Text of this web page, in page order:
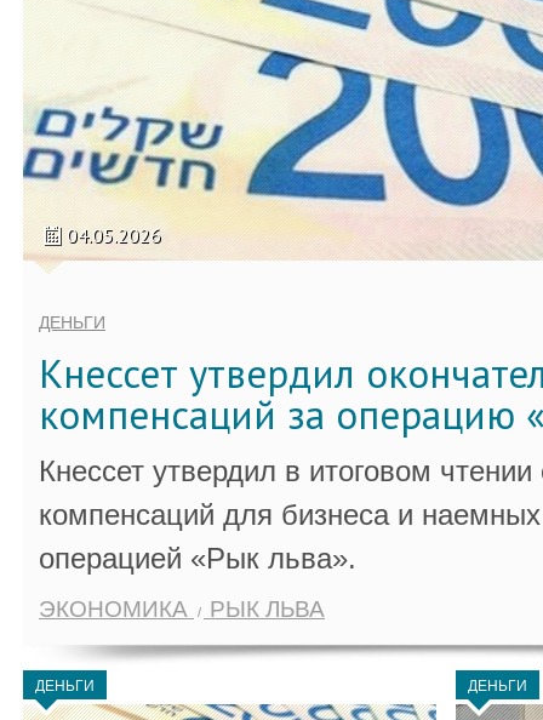
04.05.2026
ДЕНЬГИ
Кнессет утвердил
компенсаций за операцию
Кнессет утвердил в итоговом
компенсаций для бизнеса и
операцией «Рык льва».
ЭКОНОМИКА РЫК ЛЬВА
ДЕНЬГИ ДЕНЬГИ